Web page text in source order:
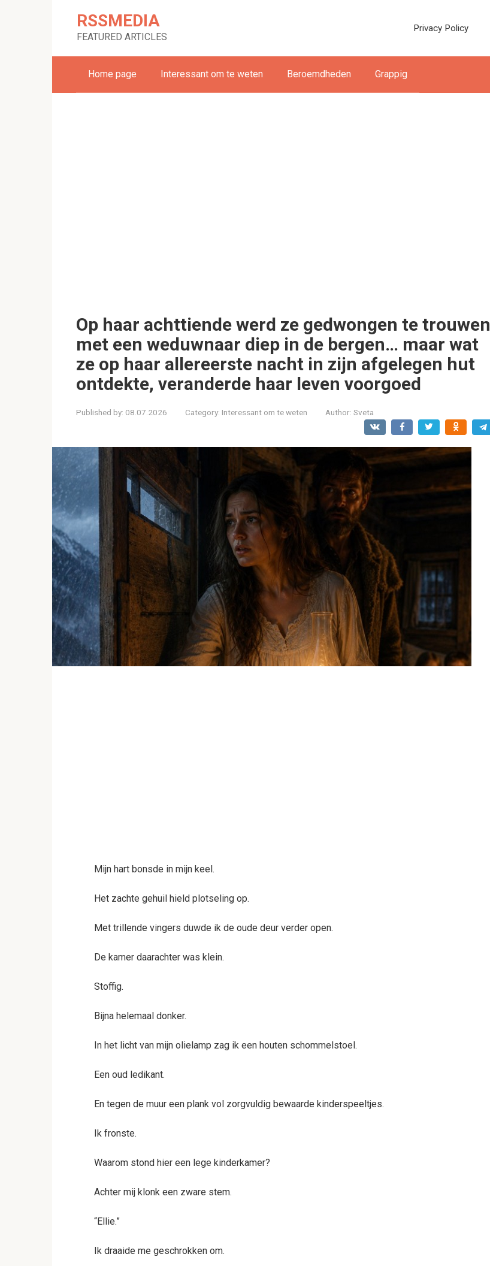
RSSMEDIA
FEATURED ARTICLES
Privacy Policy
Home page Interessant om te weten Beroemdheden Grappig
Op haar achttiende werd ze gedwongen te trouwen
met een weduwnaar diep in de bergen… maar wat
ze op haar allereerste nacht in zijn afgelegen hut
ontdekte, veranderde haar leven voorgoed
Published by: 08.07.2026 Category: Interessant om te weten Author: Sveta
Mijn hart bonsde in mijn keel.
Het zachte gehuil hield plotseling op.
Met trillende vingers duwde ik de oude deur verder open.
De kamer daarachter was klein.
Stoffig.
Bijna helemaal donker.
In het licht van mijn olielamp zag ik een houten schommelstoel.
Een oud ledikant.
En tegen de muur een plank vol zorgvuldig bewaarde kinderspeeltjes.
Ik fronste.
Waarom stond hier een lege kinderkamer?
Achter mij klonk een zware stem.
“Ellie.”
Ik draaide me geschrokken om.